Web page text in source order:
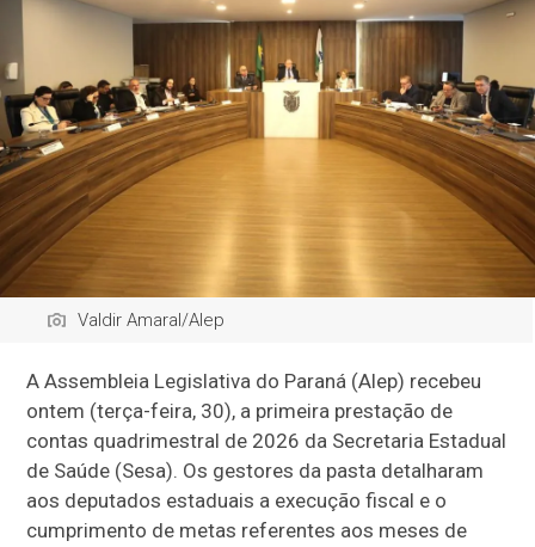
Valdir Amaral/Alep
A Assembleia Legislativa do Paraná (Alep) recebeu
ontem (terça-feira, 30), a primeira prestação de
contas quadrimestral de 2026 da Secretaria Estadual
de Saúde (Sesa). Os gestores da pasta detalharam
aos deputados estaduais a execução fiscal e o
cumprimento de metas referentes aos meses de